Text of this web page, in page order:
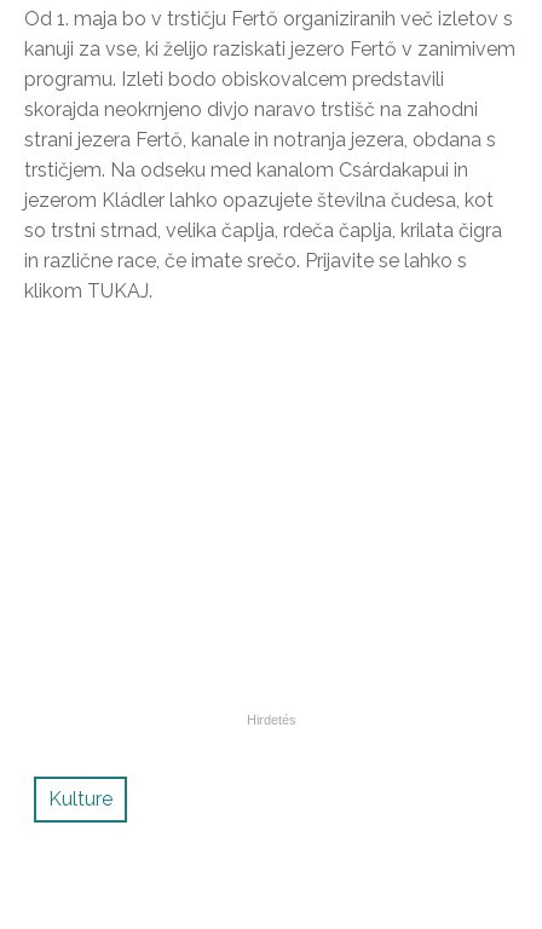
Od 1. maja bo v trstičju Fertő organiziranih več izletov s
kanuji za vse, ki želijo raziskati jezero Fertő v zanimivem
programu. Izleti bodo obiskovalcem predstavili
skorajda neokrnjeno divjo naravo trstišč na zahodni
strani jezera Fertő, kanale in notranja jezera, obdana s
trstičjem. Na odseku med kanalom Csárdakapui in
jezerom Kládler lahko opazujete številna čudesa, kot
so trstni strnad, velika čaplja, rdeča čaplja, krilata čigra
in različne race, če imate srečo. Prijavite se lahko s
klikom TUKAJ.
Kulture